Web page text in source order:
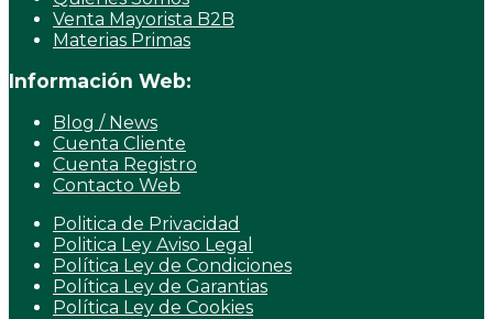
Venta Mayorista B2B
Materias Primas
Información Web:
Blog / News
Cuenta Cliente
Cuenta Registro
Contacto Web
Politica de Privacidad
Politica Ley Aviso Legal
Política Ley de Condiciones
Política Ley de Garantias
Política Ley de Cookies